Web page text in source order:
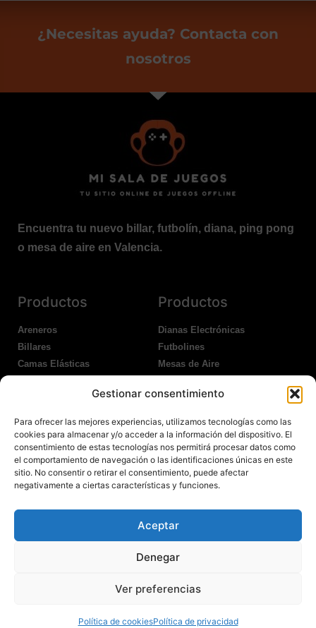
Gestionar consentimiento
Para ofrecer las mejores experiencias, utilizamos tecnologías como las
cookies para almacenar y/o acceder a la información del dispositivo. El
consentimiento de estas tecnologías nos permitirá procesar datos como
el comportamiento de navegación o las identificaciones únicas en este
sitio. No consentir o retirar el consentimiento, puede afectar
negativamente a ciertas características y funciones.
Aceptar
Denegar
Ver preferencias
Política de cookiesPolítica de privacidad
¿Necesitas ayuda? Contacta con
nosotros
Encuentra tu nuevo billar, futbolín, diana, ping pong
o mesa de aire en Valencia.
Productos
Areneros
Billares
Camas Elásticas
Productos
Dianas Electrónicas
Futbolines
Mesas de Aire
Ping Pong Exterior
Nosotros
Atención al Cliente
Garantías
Política Devoluciones
Legales
Aviso Legal
Política de Privacidad
Polítíca de RRSS